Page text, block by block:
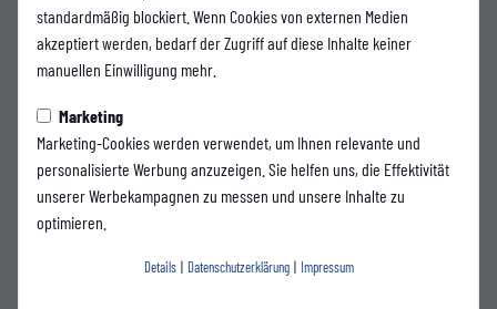
standardmäßig blockiert. Wenn Cookies von externen Medien
akzeptiert werden, bedarf der Zugriff auf diese Inhalte keiner
manuellen Einwilligung mehr.
Marketing
Marketing-Cookies werden verwendet, um Ihnen relevante und
personalisierte Werbung anzuzeigen. Sie helfen uns, die Effektivität
unserer Werbekampagnen zu messen und unsere Inhalte zu
optimieren.
Details | Datenschutzerklärung | Impressum
Rechtsverteidiger Subaru Nishimura wird auch in der kommenden Saison
das Trikot des WSV tragen und den gemeinsamen Weg in der Oberliga
Der gebürtige Japaner wechselte vor zwei Jahren an die Wupper und
absolvierte seitdem 40 Pflichtspiele für den WSV. Zuvor sammelte der 23-
Jährige bereits in Deutschland wertvolle Erfahrung bei den Sportfreunden
Baumberg, für die er 67 Einsätze in der Oberliga Niederrhein bestritt. Trotz
seines jungen Alters bringt Nishimura damit bereits viel Erfahrung im
Seniorenfußball mit.